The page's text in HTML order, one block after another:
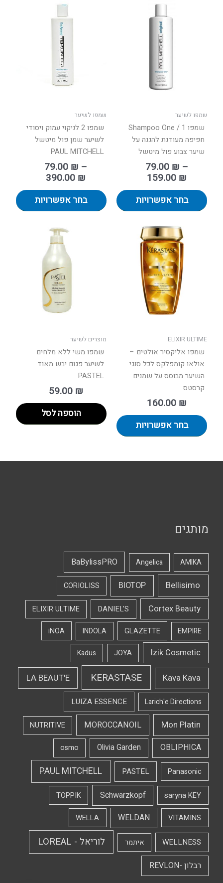
שמפו לשיער
שמפו 1 / Shampoo One
חפיפה מעודנת להגנה על
שיער צבוע פול מיטשל
79.00 ₪ –
159.00 ₪
בחר אפשרויות
בעמוד
המוצר
שמפו לשיער
שמפו 2 לניקוי עמוק ויסודי
לשיער שמן פול מיטשל
PAUL MITCHELL
79.00 ₪ –
390.00 ₪
בחר אפשרויות
ELIXIR ULTIME
שמפו אליקסיר אולטים –
אולאו קומפלקס לכל סוגי
השיער מבוסס על שמנים
קרסטס
160.00 ₪
בחר אפשרויות
בעמוד
המוצר
מוצרים לשיער
שמפו משי ללא מלחים
לשיער פגום יבש מאוד
PASTEL
59.00 ₪
הוספה לסל
מותגים
AMIKA
Angelica
BaBylissPRO
Bellisimo
BIOTOP
CORIOLISS
Cortex Beauty
DANIEL'S
ELIXIR ULTIME
EMPIRE
GLAZETTE
INDOLA
iNOA
Izik Cosmetic
JOYA
Kadus
Kava Kava
KERASTASE
LA BEAUT'E
Larich'e Directions
LUIZA ESSENCE
Mon Platin
MOROCCANOIL
NUTRITIVE
OBLIPHICA
Olivia Garden
osmo
Panasonic
PASTEL
PAUL MITCHELL
saryna KEY
Schwarzkopf
TOPPIK
VITAMINS
WELDAN
WELLA
WELLNESS איתמר לוריאל - LOREAL
רבלון -REVLON